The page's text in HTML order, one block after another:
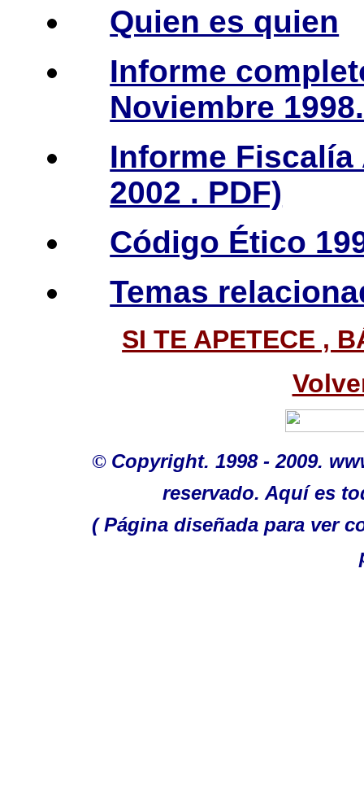
Quien es quien
Informe
Noviembre
Informe
2002 . PDF)
Código Ético
Temas
SI TE APETECE ,
© Copyright. 1998 - 2009.
reservado. Aquí es
( Página diseñada para ver